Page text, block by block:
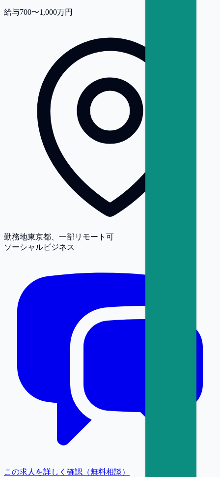
給与700〜1,000万円
勤務地東京都、一部リモート可
ソーシャルビジネス
この求人を詳しく確認（無料相談）